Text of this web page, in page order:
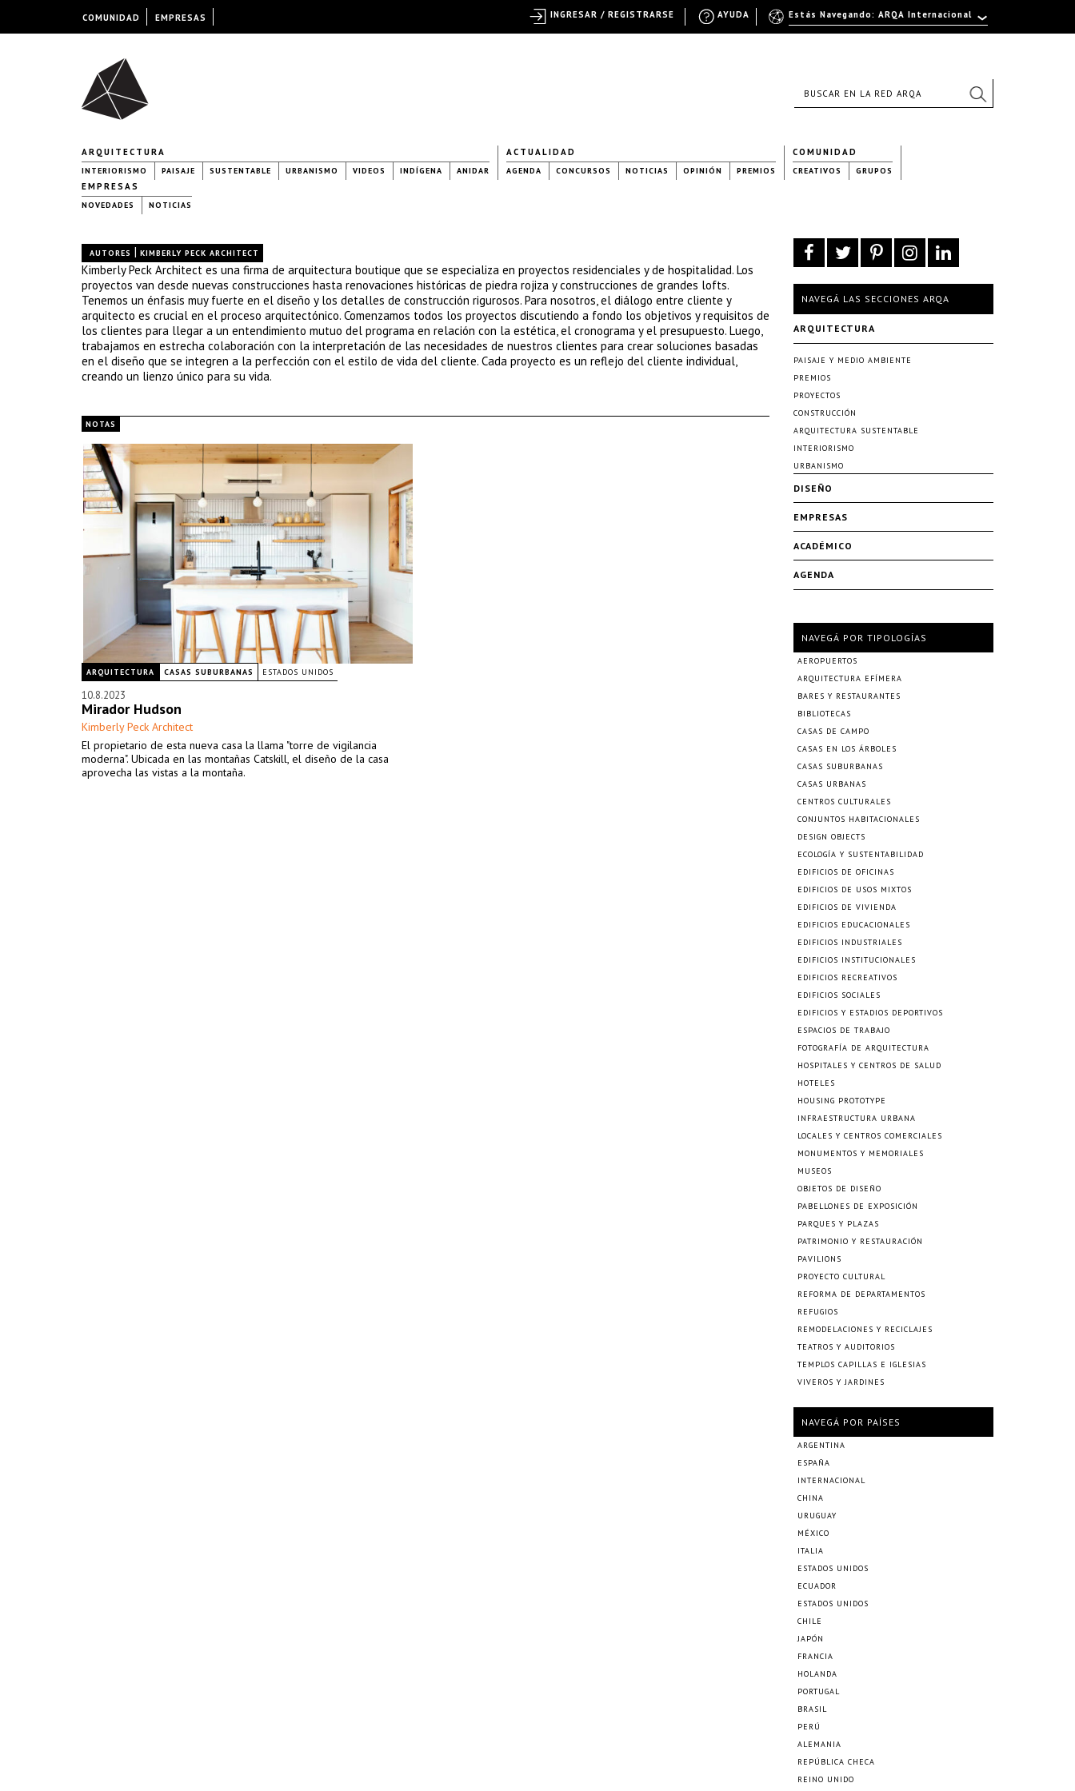
ARQUITECTURA
INTERIORISMO PAISAJE SUSTENTABLE URBANISMO VIDEOS INDÍGENA ANIDAR
ACTUALIDAD
AGENDA CONCURSOS NOTICIAS OPINIÓN PREMIOS
COMUNIDAD
CREATIVOS GRUPOS
EMPRESAS
NOVEDADES NOTICIAS
AUTORES | KIMBERLY PECK ARCHITECT
Kimberly Peck Architect es una firma de arquitectura boutique que se especializa en proyectos residenciales y de hospitalidad. Los
proyectos van desde nuevas construcciones hasta renovaciones históricas de piedra rojiza y construcciones de grandes lofts.
Tenemos un énfasis muy fuerte en el diseño y los detalles de construcción rigurosos. Para nosotros, el diálogo entre cliente y
arquitecto es crucial en el proceso arquitectónico. Comenzamos todos los proyectos discutiendo a fondo los objetivos y requisitos de
los clientes para llegar a un entendimiento mutuo del programa en relación con la estética, el cronograma y el presupuesto. Luego,
trabajamos en estrecha colaboración con la interpretación de las necesidades de nuestros clientes para crear soluciones basadas
en el diseño que se integren a la perfección con el estilo de vida del cliente. Cada proyecto es un reflejo del cliente individual,
creando un lienzo único para su vida.
NOTAS
ARQUITECTURA CASAS SUBURBANAS ESTADOS UNIDOS
10.8.2023
Mirador Hudson
Kimberly Peck Architect
El propietario de esta nueva casa la llama "torre de vigilancia
moderna". Ubicada en las montañas Catskill, el diseño de la casa
aprovecha las vistas a la montaña.
NAVEGÁ LAS SECCIONES ARQA
ARQUITECTURA
PAISAJE Y MEDIO AMBIENTE
PREMIOS
PROYECTOS
CONSTRUCCIÓN
ARQUITECTURA SUSTENTABLE
INTERIORISMO
URBANISMO
DISEÑO
EMPRESAS
ACADÉMICO
AGENDA
NAVEGÁ POR TIPOLOGÍAS
AEROPUERTOS
ARQUITECTURA EFÍMERA
BARES Y RESTAURANTES
BIBLIOTECAS
CASAS DE CAMPO
CASAS EN LOS ÁRBOLES
CASAS SUBURBANAS
CASAS URBANAS
CENTROS CULTURALES
CONJUNTOS HABITACIONALES
DESIGN OBJECTS
ECOLOGÍA Y SUSTENTABILIDAD
EDIFICIOS DE OFICINAS
EDIFICIOS DE USOS MIXTOS
EDIFICIOS DE VIVIENDA
EDIFICIOS EDUCACIONALES
EDIFICIOS INDUSTRIALES
EDIFICIOS INSTITUCIONALES
EDIFICIOS RECREATIVOS
EDIFICIOS SOCIALES
EDIFICIOS Y ESTADIOS DEPORTIVOS
ESPACIOS DE TRABAJO
FOTOGRAFÍA DE ARQUITECTURA
HOSPITALES Y CENTROS DE SALUD
HOTELES
HOUSING PROTOTYPE
INFRAESTRUCTURA URBANA
LOCALES Y CENTROS COMERCIALES
MONUMENTOS Y MEMORIALES
MUSEOS
OBJETOS DE DISEÑO
PABELLONES DE EXPOSICIÓN
PARQUES Y PLAZAS
PATRIMONIO Y RESTAURACIÓN
PAVILIONS
PROYECTO CULTURAL
REFORMA DE DEPARTAMENTOS
REFUGIOS
REMODELACIONES Y RECICLAJES
TEATROS Y AUDITORIOS
TEMPLOS CAPILLAS E IGLESIAS
VIVEROS Y JARDINES
NAVEGÁ POR PAÍSES
ARGENTINA
ESPAÑA
INTERNACIONAL
CHINA
URUGUAY
MÉXICO
ITALIA
ESTADOS UNIDOS
ECUADOR
ESTADOS UNIDOS
CHILE
JAPÓN
FRANCIA
HOLANDA
PORTUGAL
BRASIL
PERÚ
ALEMANIA
REPÚBLICA CHECA
REINO UNIDO
COMUNIDAD EMPRESAS Estás Navegando: ARQA Internacional
AYUDA
INGRESAR / REGISTRARSE